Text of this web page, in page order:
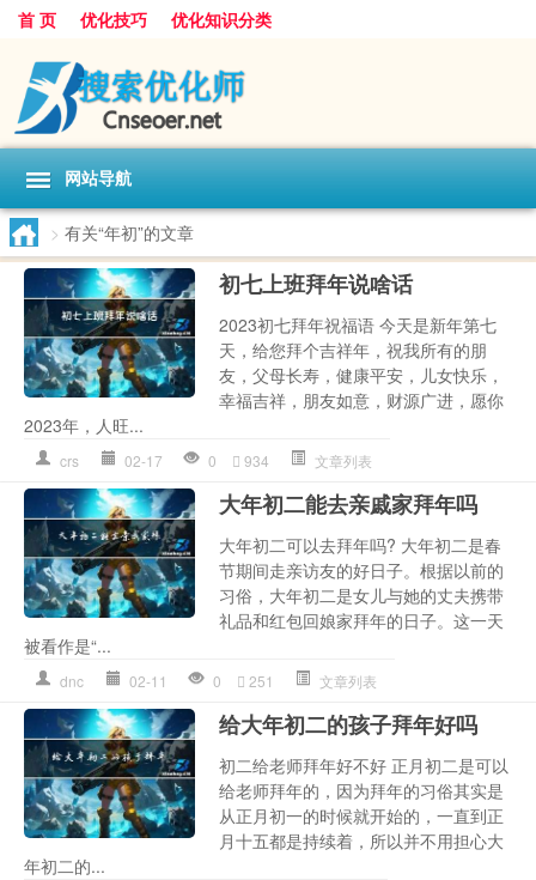
首 页 优化技巧 优化知识分类
网站导航
> 有关“年初”的文章
初七上班拜年说啥话
2023初七拜年祝福语 今天是新年第七
天，给您拜个吉祥年，祝我所有的朋
友，父母长寿，健康平安，儿女快乐，
幸福吉祥，朋友如意，财源广进，愿你
2023年，人旺...
crs 02-17 0 934 文章列表
大年初二能去亲戚家拜年吗
大年初二可以去拜年吗? 大年初二是春
节期间走亲访友的好日子。根据以前的
习俗，大年初二是女儿与她的丈夫携带
礼品和红包回娘家拜年的日子。这一天
被看作是“...
dnc 02-11 0 251 文章列表
给大年初二的孩子拜年好吗
初二给老师拜年好不好 正月初二是可以
给老师拜年的，因为拜年的习俗其实是
从正月初一的时候就开始的，一直到正
月十五都是持续着，所以并不用担心大
年初二的...